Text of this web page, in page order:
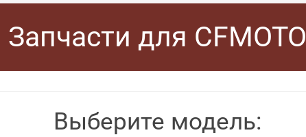
Запчасти для CFMOTO
Выберите модель: